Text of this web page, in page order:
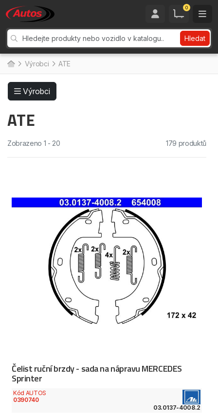
0
Hledat
Výrobci ATE
Výrobci
ATE
Zobrazeno 1 - 20 179 produktů
Čelist ruční brzdy - sada na nápravu MERCEDES
Sprinter
Kód AUTOS
0390740
03.0137-4008.2